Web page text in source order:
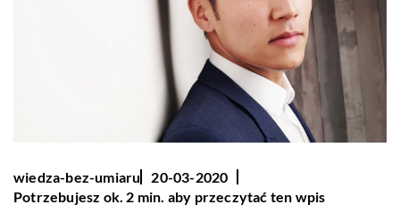
wiedza-bez-umiaru
20-03-2020
Potrzebujesz ok. 2 min. aby przeczytać ten wpis